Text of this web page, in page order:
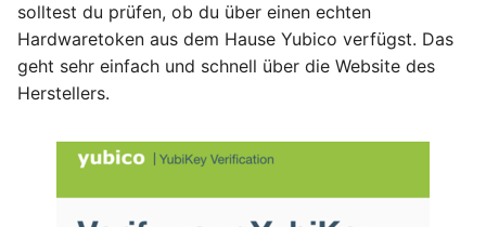
Januar 2018
September 2014
solltest du prüfen, ob du über einen echten
Hardwaretoken aus dem Hause Yubico verfügst. Das
geht sehr einfach und schnell über die Website des
Herstellers.